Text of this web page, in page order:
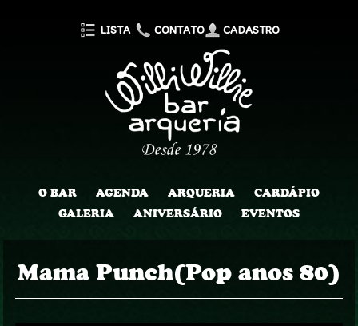
LISTA CONTATO CADASTRO
O BAR AGENDA ARQUERIA
CARDÁPIO
GALERIA
ANIVERSÁRIO EVENTOS
Mama Punch(Pop anos 80)